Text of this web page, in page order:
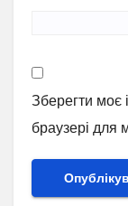
Зберегти моє
браузері для